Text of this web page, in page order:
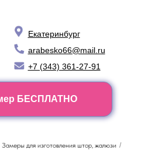
Екатеринбург
arabesko66@mail.ru
+7 (343) 361-27-91
БЕСПЛАТНО
Замеры для изготовления штор, жалюзи /